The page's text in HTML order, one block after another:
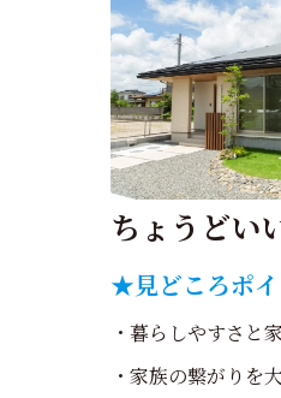
ちょうどい
★見どころポ
・暮らしやすさと
・家族の繋がりを